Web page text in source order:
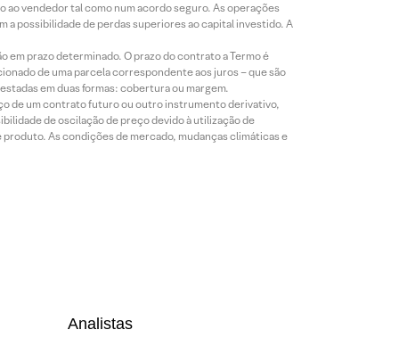
vendedor tal como num acordo seguro. As operações
possibilidade de perdas superiores ao capital investido. A
em prazo determinado. O prazo do contrato a Termo é
de uma parcela correspondente aos juros – que são
em duas formas: cobertura ou margem.
de um contrato futuro ou outro instrumento derivativo,
de oscilação de preço devido à utilização de
As condições de mercado, mudanças climáticas e
Analistas